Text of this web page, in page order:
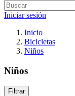
Iniciar sesión
Inicio
Bicicletas
Niños
Niños
Filtrar